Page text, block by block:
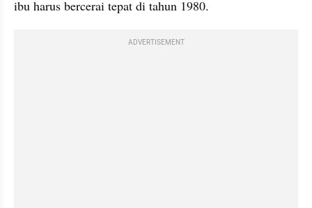
ibu harus bercerai tepat di tahun 1980.
ADVERTISEMENT